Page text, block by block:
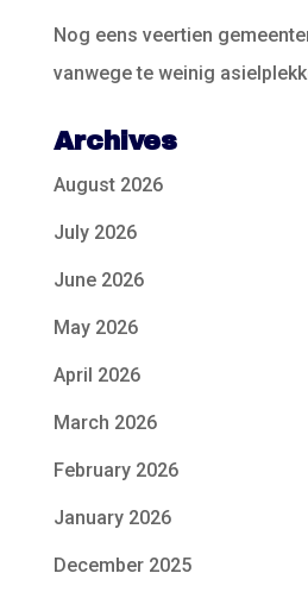
Nog eens veertien
vanwege te weinig
Archives
August 2026
July 2026
June 2026
May 2026
April 2026
March 2026
February 2026
January 2026
December 2025